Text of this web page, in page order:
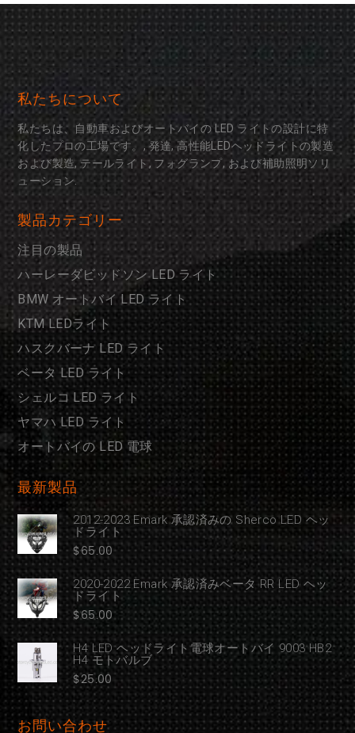
私たちについて
私たちは、自動車およびオートバイの LED ライトの設計に特
化したプロの工場です。, 発達, 高性能LEDヘッドライトの製造
および製造, テールライト, フォグランプ, および補助照明ソリ
ューション.
製品カテゴリー
注目の製品
ハーレーダビッドソン LED ライト
BMW オートバイ LED ライト
KTM LEDライト
ハスクバーナ LED ライト
ベータ LED ライト
シェルコ LED ライト
ヤマハ LED ライト
オートバイの LED 電球
最新製品
2012-2023 Emark 承認済みの Sherco LED ヘッ
ドライト
$65.00
2020-2022 Emark 承認済みベータ RR LED ヘッ
ドライト
$65.00
H4 LED ヘッドライト電球オートバイ 9003 HB2
H4 モトバルブ
$25.00
お問い合わせ